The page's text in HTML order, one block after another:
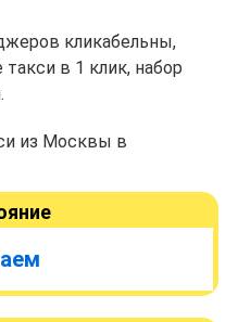
кликабельны,
в 1 клик, набор
из Москвы в